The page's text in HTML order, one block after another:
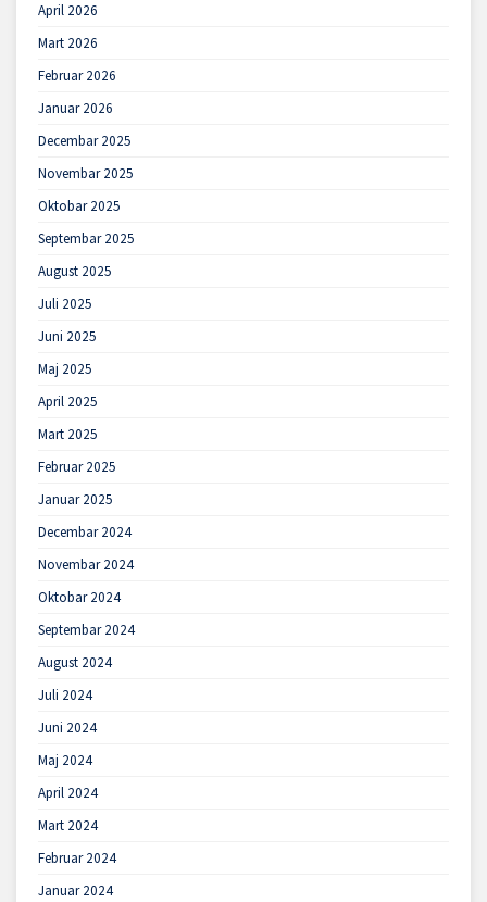
April 2026
Mart 2026
Februar 2026
Januar 2026
Decembar 2025
Novembar 2025
Oktobar 2025
Septembar 2025
August 2025
Juli 2025
Juni 2025
Maj 2025
April 2025
Mart 2025
Februar 2025
Januar 2025
Decembar 2024
Novembar 2024
Oktobar 2024
Septembar 2024
August 2024
Juli 2024
Juni 2024
Maj 2024
April 2024
Mart 2024
Februar 2024
Januar 2024